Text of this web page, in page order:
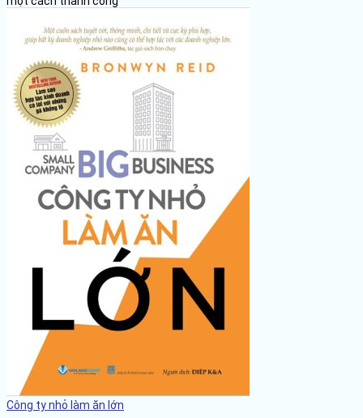
Công ty nhỏ làm ăn lớn